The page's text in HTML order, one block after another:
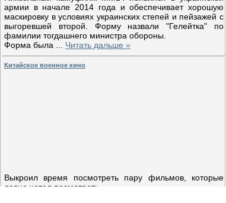
армии в начале 2014 года и обеспечивает хорошую
маскировку в условиях украинских степей и пейзажей с
выгоревшей второй. Форму назвали "Гелейтка" по
фамилии тогдашнего министра обороны.
Форма была
Читать дальше »
Китайское военное кино
Выкроил время посмотреть пару фильмов, которые
давно хотел посмотреть.